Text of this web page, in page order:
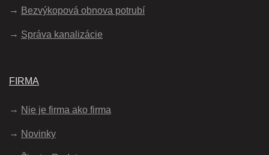
Bezvýkopová obnova potrubí
Správa kanalizácie
FIRMA
Nie je firma ako firma
Novinky